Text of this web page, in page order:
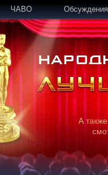
ЧАВО Обсуждения
А